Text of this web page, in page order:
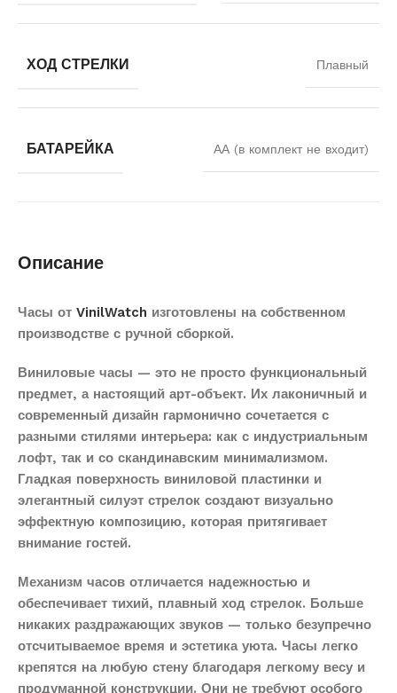
ХОД СТРЕЛКИ Плавный
БАТАРЕЙКА АА (в комплект не входит)
Описание
Часы от VinilWatch изготовлены на собственном
производстве с ручной сборкой.
Виниловые часы — это не просто функциональный
предмет, а настоящий арт-объект. Их лаконичный и
современный дизайн гармонично сочетается с
разными стилями интерьера: как с индустриальным
лофт, так и со скандинавским минимализмом.
Гладкая поверхность виниловой пластинки и
элегантный силуэт стрелок создают визуально
эффектную композицию, которая притягивает
внимание гостей.
Механизм часов отличается надежностью и
обеспечивает тихий, плавный ход стрелок. Больше
никаких раздражающих звуков — только безупречно
отсчитываемое время и эстетика уюта. Часы легко
крепятся на любую стену благодаря легкому весу и
продуманной конструкции. Они не требуют особого